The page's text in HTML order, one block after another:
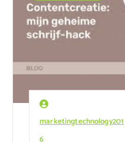
marketingtechnology201
6